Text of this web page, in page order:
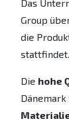
Das
Group
die
stattfindet.
Die hohe